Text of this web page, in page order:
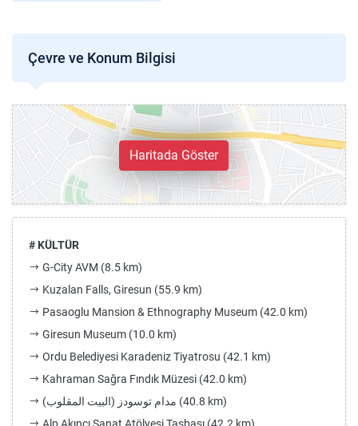
Çevre ve Konum Bilgisi
Haritada Göster
# KÜLTÜR
G-City AVM (8.5 km)
Kuzalan Falls, Giresun (55.9 km)
Pasaoglu Mansion & Ethnography Museum (42.0 km)
Giresun Museum (10.0 km)
Ordu Belediyesi Karadeniz Tiyatrosu (42.1 km)
Kahraman Sağra Fındık Müzesi (42.0 km)
مدام توسودز (البيت المقلوب) (40.8 km)